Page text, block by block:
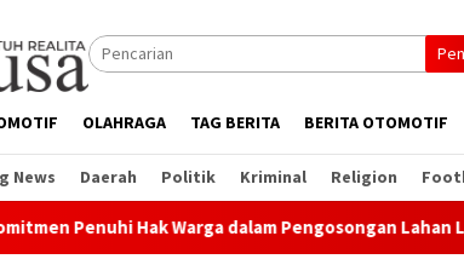
OLAHRAGA TAG BERITA BERITA OTOMOTIF
News Daerah Politik Kriminal Religion
Warga dalam Pengosongan Lahan Laoli